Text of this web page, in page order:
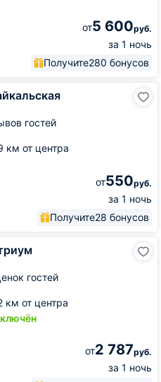
от5 600руб.
за 1 ночь
Получите280 бонусов
гостей
км от центра
от550руб.
за 1 ночь
Получите28 бонусов
гостей
км от центра
от2 787руб.
за 1 ночь